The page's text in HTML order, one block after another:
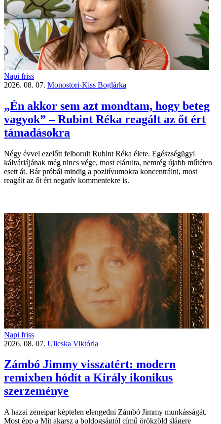
Napi friss
2026. 08. 07. Monostori-Kiss Boglárka
„Én akkor sem azt mondtam, hogy beteg
vagyok” – Rubint Réka reagált az őt ért
támadásokra
Négy évvel ezelőtt felborult Rubint Réka élete. Egészségügyi
kálváriájának még nincs vége, most elárulta, nemrég újabb műtéten
esett át. Bár próbál mindig a pozitívumokra koncentrálni, most
reagált az őt ért negatív kommentekre is.
Napi friss
2026. 08. 07. Ulicska Viktória
Zámbó Jimmy visszatért: modern
remixben hódít a Király ikonikus
szerzeménye
A hazai zeneipar képtelen elengedni Zámbó Jimmy munkásságát.
Most épp a Mit akarsz a boldogságtól című örökzöld slágere